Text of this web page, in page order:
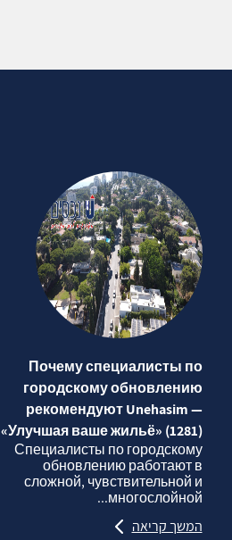
Почему специалисты по
городскому обновлению
рекомендуют Unehasim —
«Улучшая ваше жильё» (1281)
Специалисты по городскому
обновлению работают в
сложной, чувствительной и
многослойной...
המשך קריאה